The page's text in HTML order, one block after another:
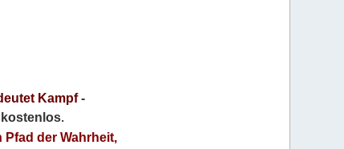
Kampf-
kostenlos.
Pfad der Wahrheit,